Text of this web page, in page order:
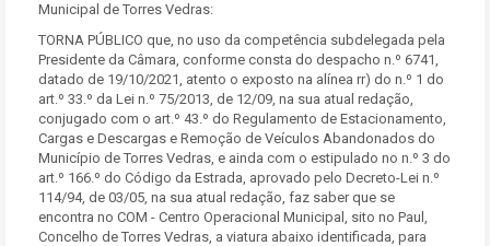
Municipal de Torres Vedras:
TORNA PÚBLICO que, no uso da competência subdelegada pela
Presidente da Câmara, conforme consta do despacho n.º 6741,
datado de 19/10/2021, atento o exposto na alínea rr) do n.º 1 do
art.º 33.º da Lei n.º 75/2013, de 12/09, na sua atual redação,
conjugado com o art.º 43.º do Regulamento de Estacionamento,
Cargas e Descargas e Remoção de Veículos Abandonados do
Município de Torres Vedras, e ainda com o estipulado no n.º 3 do
art.º 166.º do Código da Estrada, aprovado pelo Decreto-Lei n.º
114/94, de 03/05, na sua atual redação, faz saber que se
encontra no COM - Centro Operacional Municipal, sito no Paul,
Concelho de Torres Vedras, a viatura abaixo identificada, para